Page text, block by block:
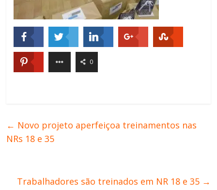
0
← Novo projeto aperfeiçoa treinamentos nas
NRs 18 e 35
Trabalhadores são treinados em NR 18 e 35 →